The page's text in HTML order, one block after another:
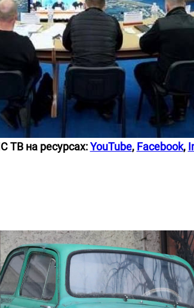
ТВ на ресурсах:YouTube, Facebook,